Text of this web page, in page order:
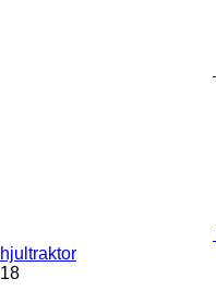
hjultraktor
18